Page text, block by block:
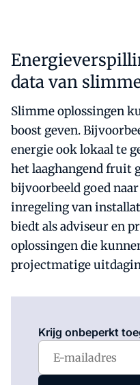
data van
Slimme oplossingen
boost geven.
energie ook lokaal te
het laaghangend fruit
bijvoorbeeld goed
inregeling van
biedt als adviseur en
oplossingen die
projectmatige
Krijg onbeperkt